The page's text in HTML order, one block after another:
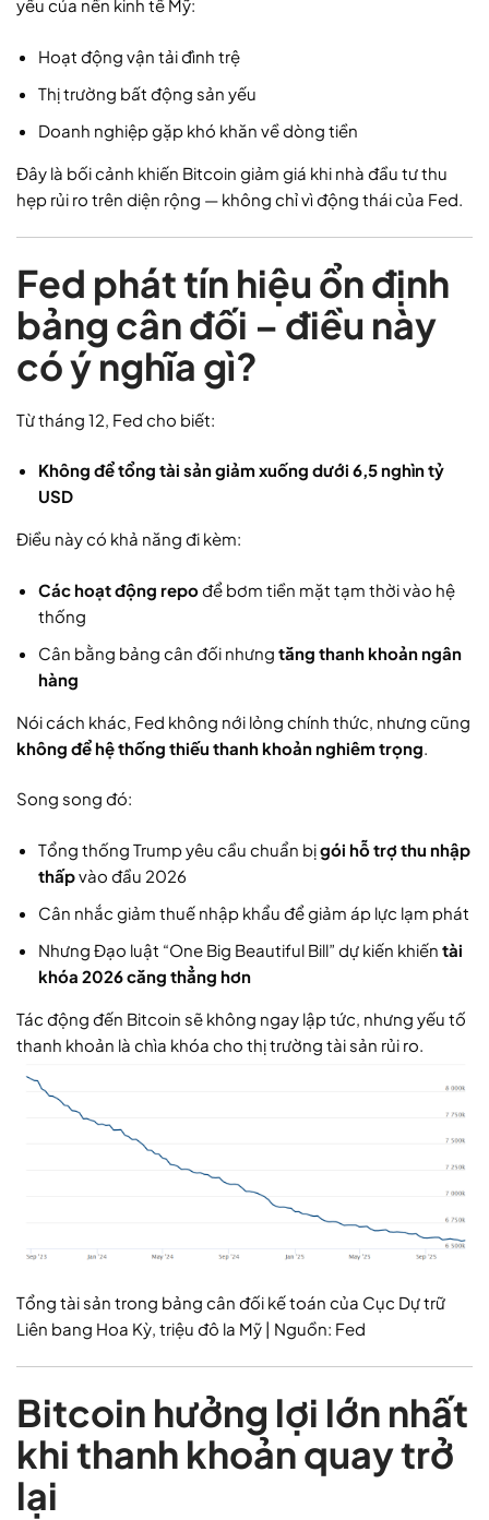
yếu của nền kinh tế Mỹ:
Hoạt động vận tải đình trệ
Thị trường bất động sản yếu
Doanh nghiệp gặp khó khăn về dòng tiền
Đây là bối cảnh khiến Bitcoin giảm giá khi nhà đầu tư thu
hẹp rủi ro trên diện rộng — không chỉ vì động thái của Fed.
Fed phát tín hiệu ổn định
bảng cân đối – điều này
có ý nghĩa gì?
Từ tháng 12, Fed cho biết:
Không để tổng tài sản giảm xuống dưới 6,5 nghìn tỷ
USD
Điều này có khả năng đi kèm:
Các hoạt động repođể bơm tiền mặt tạm thời vào hệ
thống
Cân bằng bảng cân đối nhưng tăng thanh khoản ngân
hàng
Nói cách khác, Fed không nới lỏng chính thức, nhưng cũng
không để hệ thống thiếu thanh khoản nghiêm trọng
Song song đó:
Tổng thống Trump yêu cầu chuẩn bịgói hỗ trợ thu nhập
thấpvào đầu 2026
Cân nhắc giảm thuế nhập khẩu để giảm áp lực lạm phát
Nhưng Đạo luật “One Big Beautiful Bill” dự kiến khiến tài
khóa 2026 căng thẳng hơn
Tác động đến Bitcoin sẽ không ngay lập tức, nhưng yếu tố
thanh khoản là chìa khóa cho thị trường tài sản rủi ro.
Tổng tài sản trong bảng cân đối kế toán của Cục Dự trữ
Liên bang Hoa Kỳ, triệu đô la Mỹ | Nguồn: Fed
Bitcoin hưởng lợi lớn nhất
khi thanh khoản quay trở
lại